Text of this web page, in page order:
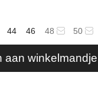
44 46 48 50
aan winkelmandje